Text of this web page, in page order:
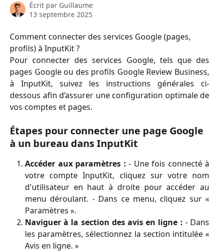
Écrit par Guillaume
13 septembre 2025
Comment connecter des services Google (pages,
profils) à InputKit ?
Pour connecter des services Google, tels que des
pages Google ou des profils Google Review Business,
à InputKit, suivez les instructions générales ci-
dessous afin d’assurer une configuration optimale de
vos comptes et pages.
Étapes pour connecter une page Google
à un bureau dans InputKit
Accéder aux paramètres : - Une fois connecté à
votre compte InputKit, cliquez sur votre nom
d'utilisateur en haut à droite pour accéder au
menu déroulant. - Dans ce menu, cliquez sur «
Paramètres ».
Naviguer à la section des avis en ligne : - Dans
les paramètres, sélectionnez la section intitulée «
Avis en ligne. »